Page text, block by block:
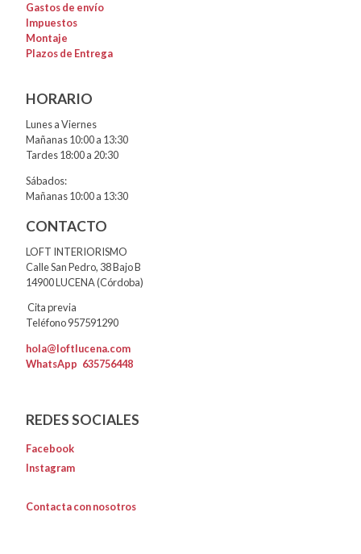
Gastos de envío
Impuestos
Montaje
Plazos de Entrega
HORARIO
Lunes a Viernes
Mañanas 10:00 a 13:30
Tardes 18:00 a 20:30
Sábados:
Mañanas 10:00 a 13:30
CONTACTO
LOFT INTERIORISMO
Calle San Pedro, 38 Bajo B
14900 LUCENA (Córdoba)
Cita previa
Teléfono 957591290
hola@loftlucena.com
WhatsApp 635756448
REDES SOCIALES
Facebook
Instagram
Contacta con nosotros